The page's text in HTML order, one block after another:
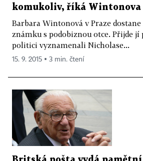
komukoliv, říká Wintonova
Barbara Wintonová v Praze
známku s podobiznou otce. Přijde jí
politici vyznamenali Nicholase...
15. 9. 2015 ▪ 3 min. čtení